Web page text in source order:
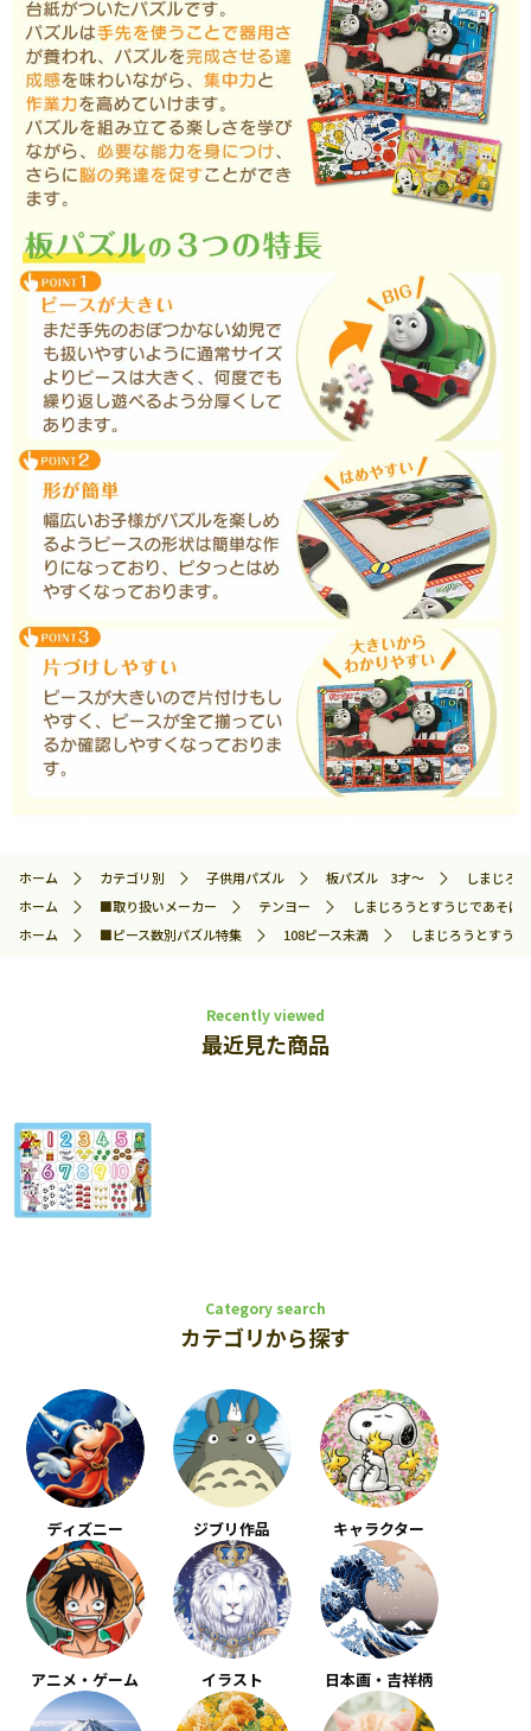
ホーム カテゴリ別 子供用パズル 板パズル 3才～
しまじろ
ホーム
■取り扱いメーカー テンヨー
しまじろうとすうじであそ
ホーム
■ピース数別パズル特集 108ピース未満 しまじろうとすう
Recently viewed
最近見た商品
Category search
カテゴリから探す
ディズニー ジブリ作品 キャラクター
アニメ・ゲーム イラスト 日本画・吉祥柄